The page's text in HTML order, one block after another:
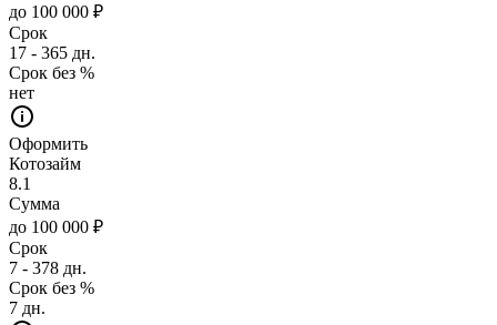
до 100 000 ₽
Срок
17 - 365 дн.
Срок без %
нет
Оформить
Котозайм
8.1
Сумма
до 100 000 ₽
Срок
7 - 378 дн.
Срок без %
7 дн.